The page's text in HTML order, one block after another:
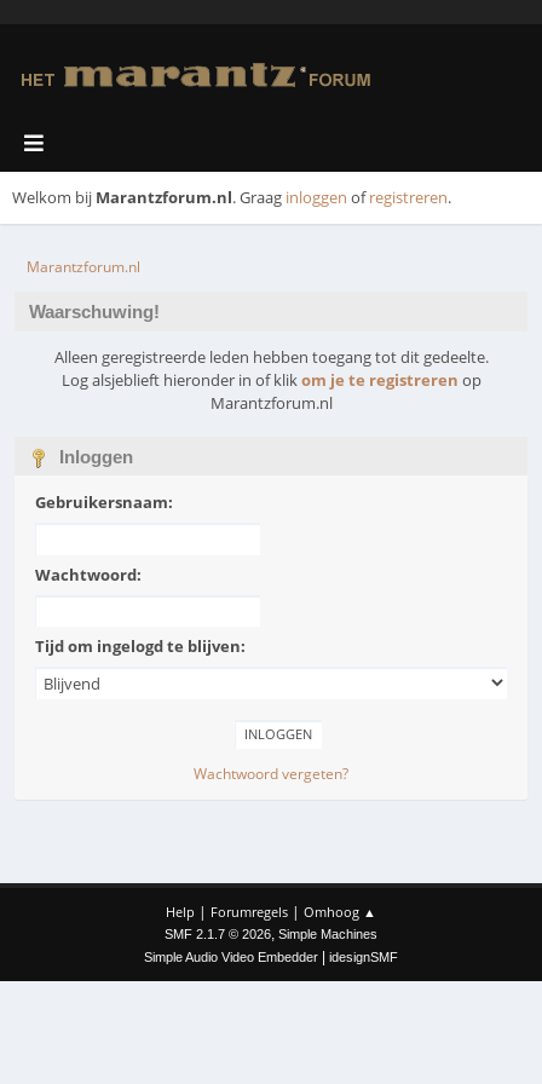
Welkom bij Marantzforum.nl. Graag inloggen ofregistreren.
Marantzforum.nl
Waarschuwing!
Alleen geregistreerde leden hebben toegang tot dit gedeelte.
Log alsjeblieft hieronder in of klikom je te registreren op
Marantzforum.nl
Inloggen
Gebruikersnaam:
Wachtwoord:
Tijd om ingelogd te blijven:
Wachtwoord vergeten?
Help | Forumregels | Omhoog ▲
SMF 2.1.7 © 2026, Simple Machines
Simple Audio Video Embedder
idesignSMF